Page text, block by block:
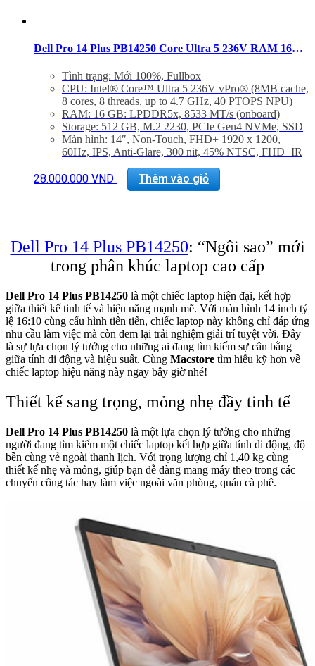
Dell Pro 14 Plus PB14250 Core Ultra 5 236V RAM 16GB SSD 512GB 14 inch FHD+ Windows 11
Tình trạng: Mới 100%, Fullbox
CPU: Intel® Core™ Ultra 5 236V vPro® (8MB cache,
8 cores, 8 threads, up to 4.7 GHz, 40 PTOPS NPU)
RAM: 16 GB: LPDDR5x, 8533 MT/s (onboard)
Storage: 512 GB, M.2 2230, PCIe Gen4 NVMe, SSD
Màn hình: 14″, Non-Touch, FHD+ 1920 x 1200,
60Hz, IPS, Anti-Glare, 300 nit, 45% NTSC, FHD+IR
GPU: Integrated Intel® Arc™ graphics for Intel®
Core™ Ultra 5 236V vPro® processor, 16 GB
28.000.000 VND Thêm vào giỏ
Dell Pro 14 Plus PB14250: “Ngôi sao” mới
trong phân khúc laptop cao cấp
Dell Pro 14 Plus PB14250 là một chiếc laptop hiện đại, kết hợp
giữa thiết kế tinh tế và hiệu năng mạnh mẽ. Với màn hình 14 inch tỷ
lệ 16:10 cùng cấu hình tiên tiến, chiếc laptop này không chỉ đáp ứng
nhu cầu làm việc mà còn đem lại trải nghiệm giải trí tuyệt vời. Đây
là sự lựa chọn lý tưởng cho những ai đang tìm kiếm sự cân bằng
giữa tính di động và hiệu suất. Cùng Macstore tìm hiểu kỹ hơn về
chiếc laptop hiệu năng này ngay bây giờ nhé!
Thiết kế sang trọng, mỏng nhẹ đầy tinh tế
Dell Pro 14 Plus PB14250 là một lựa chọn lý tưởng cho những
người đang tìm kiếm một chiếc laptop kết hợp giữa tính di động, độ
bền cùng vẻ ngoài thanh lịch. Với trọng lượng chỉ 1,40 kg cùng
thiết kế nhẹ và mỏng, giúp bạn dễ dàng mang máy theo trong các
chuyến công tác hay làm việc ngoài văn phòng, quán cà phê.